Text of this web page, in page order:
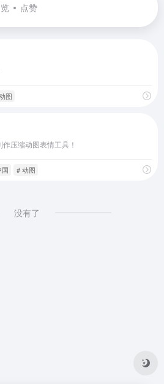
点赞
图
压缩动图表情工具！
# 动图
没有了